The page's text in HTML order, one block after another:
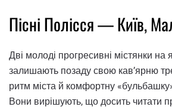
Пісні Полісся — Київ,
Дві молоді прогресивні містянки на
залишають позаду свою кав’ярню
ритм міста й комфортну
Вони вирішують, що досить читати